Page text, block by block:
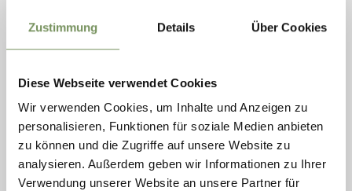
Zustimmung Details Über Cookies
Diese Webseite verwendet Cookies
Wir verwenden Cookies, um Inhalte und Anzeigen zu
personalisieren, Funktionen für soziale Medien anbieten
zu können und die Zugriffe auf unsere Website zu
analysieren. Außerdem geben wir Informationen zu Ihrer
Verwendung unserer Website an unsere Partner für
ago
Val di Fosse
16:00
SHUTTLE VAL DI FOSSE - NATURNO
(RITORNO)
Un servizio navetta vi riporta comodamente dalla vostra
escursione nella Val di Fosse a Naturno. Per i bambini sono
dell'autista ...